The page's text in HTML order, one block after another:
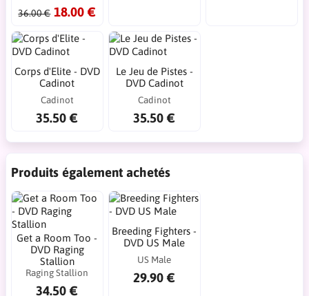
36.00 € 18.00 €
Corps d'Elite - DVD
Cadinot
Cadinot
35.50 €
Le Jeu de Pistes -
DVD Cadinot
Cadinot
35.50 €
Produits également achetés
Get a Room Too -
DVD Raging
Stallion
Raging Stallion
34.50 €
Breeding Fighters -
DVD US Male
US Male
29.90 €